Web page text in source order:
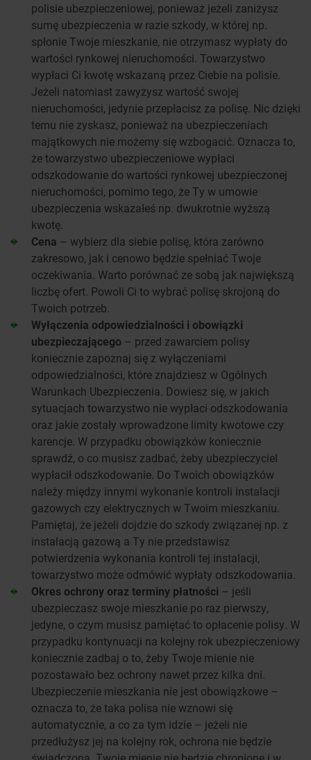
polisie ubezpieczeniowej, ponieważ jeżeli zaniżysz
sumę ubezpieczenia w razie szkody, w której np.
spłonie Twoje mieszkanie, nie otrzymasz wypłaty do
wartości rynkowej nieruchomości. Towarzystwo
wypłaci Ci kwotę wskazaną przez Ciebie na polisie.
Jeżeli natomiast zawyżysz wartość swojej
nieruchomości, jedynie przepłacisz za polisę. Nic dzięki
temu nie zyskasz, ponieważ na ubezpieczeniach
majątkowych nie możemy się wzbogacić. Oznacza to,
że towarzystwo ubezpieczeniowe wypłaci
odszkodowanie do wartości rynkowej ubezpieczonej
nieruchomości, pomimo tego, że Ty w umowie
ubezpieczenia wskazałeś np. dwukrotnie wyższą
kwotę.
Cena – wybierz dla siebie polisę, która zarówno
zakresowo, jak i cenowo będzie spełniać Twoje
oczekiwania. Warto porównać ze sobą jak największą
liczbę ofert. Powoli Ci to wybrać polisę skrojoną do
Twoich potrzeb.
Wyłączenia odpowiedzialności i obowiązki
ubezpieczającego – przed zawarciem polisy
koniecznie zapoznaj się z wyłączeniami
odpowiedzialności, które znajdziesz w Ogólnych
Warunkach Ubezpieczenia. Dowiesz się, w jakich
sytuacjach towarzystwo nie wypłaci odszkodowania
oraz jakie zostały wprowadzone limity kwotowe czy
karencje. W przypadku obowiązków koniecznie
sprawdź, o co musisz zadbać, żeby ubezpieczyciel
wypłacił odszkodowanie. Do Twoich obowiązków
należy między innymi wykonanie kontroli instalacji
gazowych czy elektrycznych w Twoim mieszkaniu.
Pamiętaj, że jeżeli dojdzie do szkody związanej np. z
instalacją gazową a Ty nie przedstawisz
potwierdzenia wykonania kontroli tej instalacji,
towarzystwo może odmówić wypłaty odszkodowania.
Okres ochrony oraz terminy płatności – jeśli
ubezpieczasz swoje mieszkanie po raz pierwszy,
jedyne, o czym musisz pamiętać to opłacenie polisy. W
przypadku kontynuacji na kolejny rok ubezpieczeniowy
koniecznie zadbaj o to, żeby Twoje mienie nie
pozostawało bez ochrony nawet przez kilka dni.
Ubezpieczenie mieszkania nie jest obowiązkowe –
oznacza to, że taka polisa nie wznowi się
automatycznie, a co za tym idzie – jeżeli nie
przedłużysz jej na kolejny rok, ochrona nie będzie